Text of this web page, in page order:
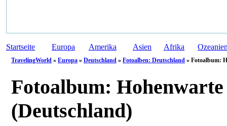
Startseite Europa Amerika Asien Afrika
TravelingWorld » Europa » Deutschland » Fotoalben: Deutschland » Fotoalbum:
Fotoalbum: Hohenwarte
(Deutschland)